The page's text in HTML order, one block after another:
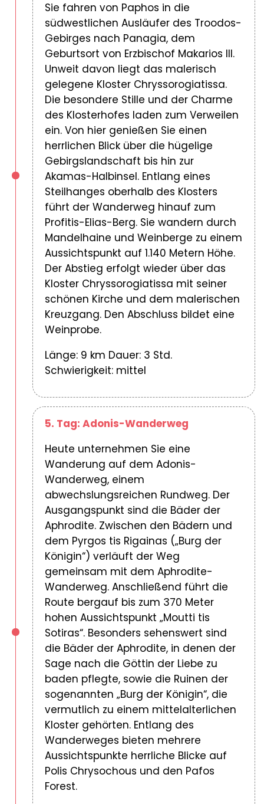
Sie fahren von Paphos in die
südwestlichen Ausläufer des Troodos-
Gebirges nach Panagia, dem
Geburtsort von Erzbischof Makarios III.
Unweit davon liegt das malerisch
gelegene Kloster Chryssorogiatissa.
Die besondere Stille und der Charme
des Klosterhofes laden zum Verweilen
ein. Von hier genießen Sie einen
herrlichen Blick über die hügelige
Gebirgslandschaft bis hin zur
Akamas-Halbinsel. Entlang eines
Steilhanges oberhalb des Klosters
führt der Wanderweg hinauf zum
Profitis-Elias-Berg. Sie wandern durch
Mandelhaine und Weinberge zu einem
Aussichtspunkt auf 1.140 Metern Höhe.
Der Abstieg erfolgt wieder über das
Kloster Chryssorogiatissa mit seiner
schönen Kirche und dem malerischen
Kreuzgang. Den Abschluss bildet eine
Weinprobe.
Länge: 9 km Dauer: 3 Std.
Schwierigkeit: mittel
5. Tag: Adonis-Wanderweg
Heute unternehmen Sie eine
Wanderung auf dem Adonis-
Wanderweg, einem
abwechslungsreichen Rundweg. Der
Ausgangspunkt sind die Bäder der
Aphrodite. Zwischen den Bädern und
dem Pyrgos tis Rigainas („Burg der
Königin“) verläuft der Weg
gemeinsam mit dem Aphrodite-
Wanderweg. Anschließend führt die
Route bergauf bis zum 370 Meter
hohen Aussichtspunkt „Moutti tis
Sotiras“. Besonders sehenswert sind
die Bäder der Aphrodite, in denen der
Sage nach die Göttin der Liebe zu
baden pflegte, sowie die Ruinen der
sogenannten „Burg der Königin“, die
vermutlich zu einem mittelalterlichen
Kloster gehörten. Entlang des
Wanderweges bieten mehrere
Aussichtspunkte herrliche Blicke auf
Polis Chrysochous und den Pafos
Forest.